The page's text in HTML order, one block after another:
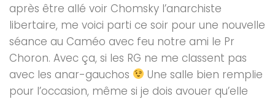
après être allé voir Chomsky l’anarchiste
libertaire, me voici parti ce soir pour une nouvelle
séance au Caméo avec feu notre ami le Pr
Choron. Avec ça, si les RG ne me classent pas
avec les anar-gauchos
Une salle bien remplie
pour l’occasion, même si je dois avouer qu’elle